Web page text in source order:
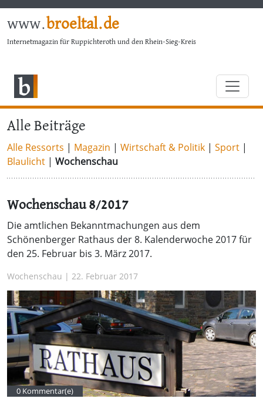
www.broeltal.de
Internetmagazin für Ruppichteroth und den Rhein-Sieg-Kreis
Alle Beiträge
Alle Ressorts | Magazin | Wirtschaft & Politik | Sport |
Blaulicht | Wochenschau
Wochenschau 8/2017
Die amtlichen Bekanntmachungen aus dem
Schönenberger Rathaus der 8. Kalenderwoche 2017 für
den 25. Februar bis 3. März 2017.
Wochenschau | 22. Februar 2017
0 Kommentar(e)